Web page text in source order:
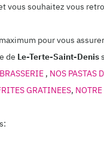
vous souhaitez vous
pour vous
de Le-Terte-Saint-Denis
, NOS PASTAS
GRATINEES,